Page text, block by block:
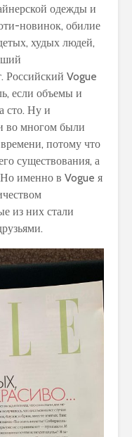
одежды и
новинок, обилие
худых людей,
Российский Vogue
если объемы и
сто. Ну и
во многом были
потому что
существования, а
именно в Vogue я
из них стали